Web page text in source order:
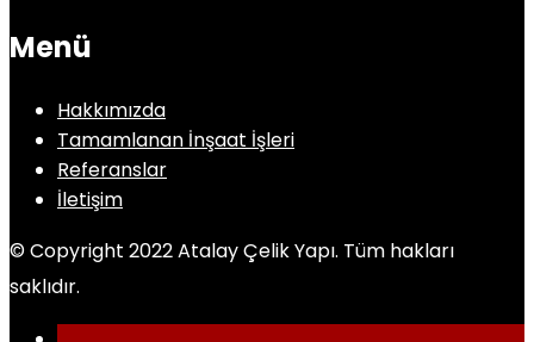
Menü
Hakkımızda
Tamamlanan İnşaat İşleri
Referanslar
İletişim
© Copyright 2022 Atalay Çelik Yapı. Tüm hakları
saklıdır.